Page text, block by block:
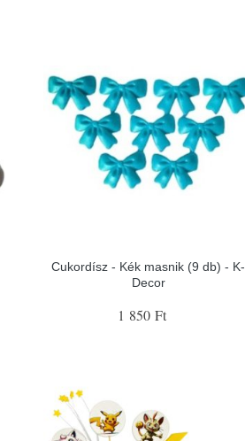
Cukordísz - Kék masnik (9 db) - K-
Decor
1 850 Ft